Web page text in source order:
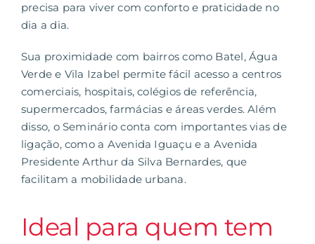
precisa para viver com conforto e praticidade no
dia a dia.
Sua proximidade com bairros como Batel, Água
Verde e Vila Izabel permite fácil acesso a centros
comerciais, hospitais, colégios de referência,
supermercados, farmácias e áreas verdes. Além
disso, o Seminário conta com importantes vias de
ligação, como a Avenida Iguaçu e a Avenida
Presidente Arthur da Silva Bernardes, que
facilitam a mobilidade urbana.
Ideal para quem tem